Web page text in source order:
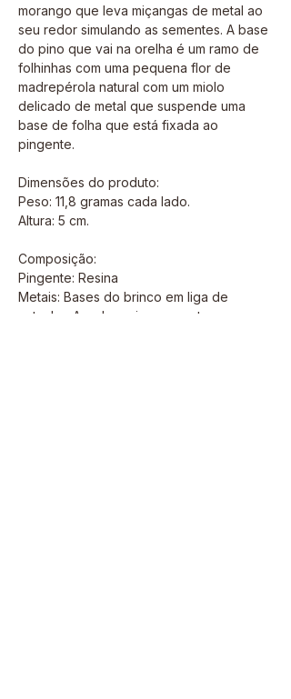
morango que leva miçangas de metal ao
seu redor simulando as sementes. A base
do pino que vai na orelha é um ramo de
folhinhas com uma pequena flor de
madrepérola natural com um miolo
delicado de metal que suspende uma
base de folha que está fixada ao
pingente.
Dimensões do produto:
Peso: 11,8 gramas cada lado.
Altura: 5 cm.
Composição:
Pingente: Resina
Metais: Bases do brinco em liga de
estanho. Argolas, miçangas e tarraxas em